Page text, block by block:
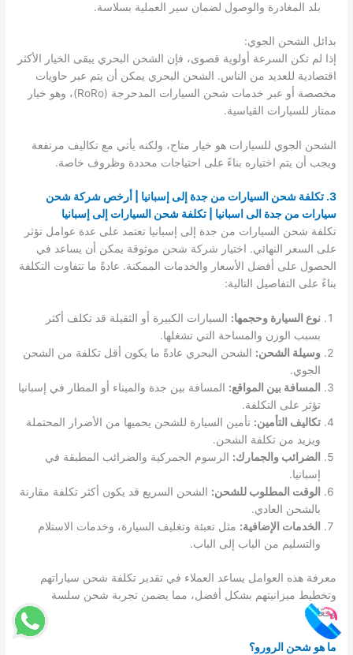
بلد المغادرة والوصول لضمان سير العملية بسلاسة.
بدائل الشحن الجوي:
إذا لم تكن السرعة أولوية قصوى، فإن الشحن البحري يبقى الخيار الأكثر
اقتصادية للعديد من الناس. الشحن البحري يمكن أن يتم عبر حاويات
مخصصة أو عبر خدمات شحن السيارات المدحرجة (RoRo)، وهو خيار
ممتاز للسيارات القياسية.
الشحن الجوي للسيارات هو خيار متاح، ولكنه يأتي مع تكاليف مرتفعة
ويجب أن يتم اختياره بناءً على احتياجات محددة وظروف خاصة.
3. تكلفة شحن السيارات من جدة إلى إسبانيا | أرخص شركة شحن
سيارات من جدة الى اسبانيا | تكلفة شحن السيارات إلى إسبانيا
تكلفة شحن السيارات من جدة إلى إسبانيا تعتمد على عدة عوامل تؤثر
على السعر النهائي. اختيار شركة شحن موثوقة يمكن أن يساعد في
الحصول على أفضل الأسعار والخدمات الممكنة. عادةً ما تتفاوت التكلفة
بناءً على التفاصيل التالية:
نوع السيارة وحجمها: السيارات الكبيرة أو الثقيلة قد تكلف أكثر
بسبب الوزن والمساحة التي تشغلها.
وسيلة الشحن: الشحن البحري عادةً ما يكون أقل تكلفة من الشحن
الجوي.
المسافة بين المواقع: المسافة بين جدة والميناء أو المطار في إسبانيا
تؤثر على التكلفة.
تكاليف التأمين: تأمين السيارة للشحن يحميها من الأضرار المحتملة
ويزيد من تكلفة الشحن.
الضرائب والجمارك: الرسوم الجمركية والضرائب المطبقة في
إسبانيا.
الوقت المطلوب للشحن: الشحن السريع قد يكون أكثر تكلفة مقارنة
بالشحن العادي.
الخدمات الإضافية: مثل تعبئة وتغليف السيارة، وخدمات الاستلام
والتسليم من الباب إلى الباب.
معرفة هذه العوامل يساعد العملاء في تقدير تكلفة شحن سياراتهم
وتخطيط ميزانيتهم بشكل أفضل، مما يضمن تجربة شحن سلسة
وفعّالة.
ما هو شحن الرورو؟